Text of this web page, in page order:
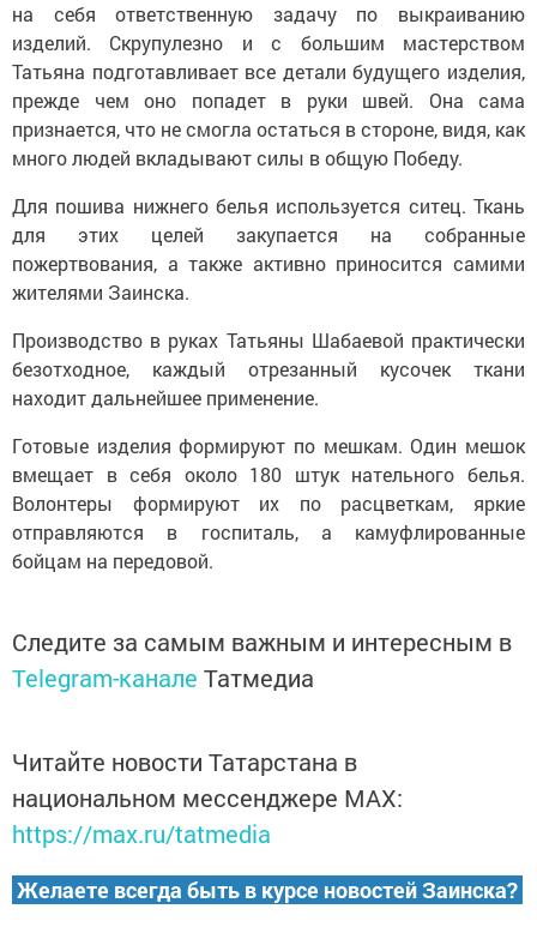
на себя ответственную задачу по выкраиванию
изделий. Скрупулезно и с большим мастерством
Татьяна подготавливает все детали будущего изделия,
прежде чем оно попадет в руки швей. Она сама
признается, что не смогла остаться в стороне, видя, как
много людей вкладывают силы в общую Победу.
Для пошива нижнего белья используется ситец. Ткань
для этих целей закупается на собранные
пожертвования, а также активно приносится самими
жителями Заинска.
Производство в руках Татьяны Шабаевой практически
безотходное, каждый отрезанный кусочек ткани
находит дальнейшее применение.
Готовые изделия формируют по мешкам. Один мешок
вмещает в себя около 180 штук нательного белья.
Волонтеры формируют их по расцветкам, яркие
отправляются в госпиталь, а камуфлированные
бойцам на передовой.
Следите за самым важным и интересным в
Telegram-канале Татмедиа
Читайте новости Татарстана в
национальном мессенджере MАХ:
https://max.ru/tatmedia
Желаете всегда быть в курсе новостей Заинска?